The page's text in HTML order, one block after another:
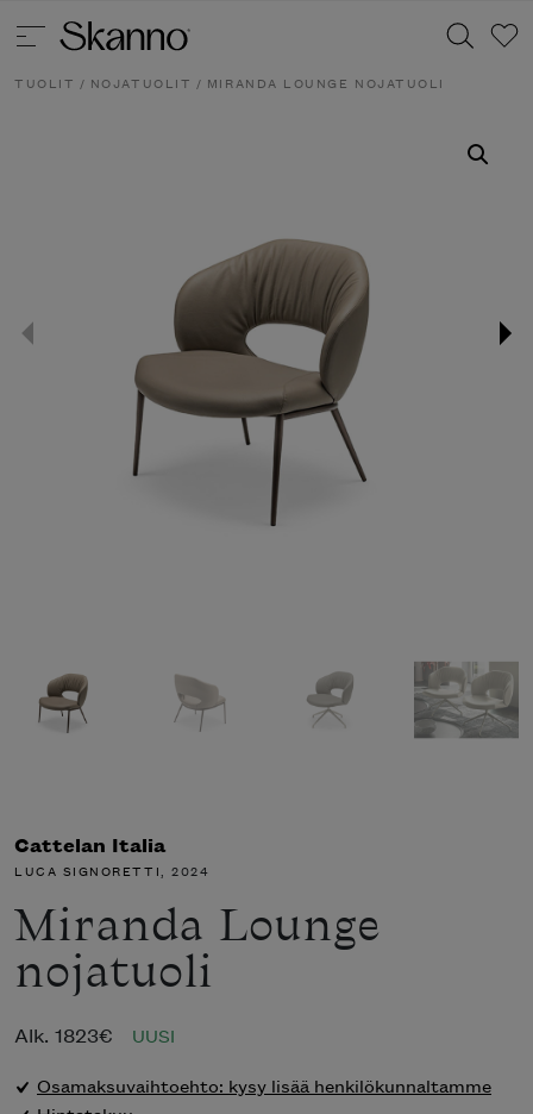
TUOLIT / NOJATUOLIT / MIRANDA LOUNGE NOJATUOLI
Cattelan Italia
LUCA SIGNORETTI, 2024
Miranda Lounge
nojatuoli
Alk. 1823€
UUSI
Osamaksuvaihtoehto: kysy lisää henkilökunnaltamme